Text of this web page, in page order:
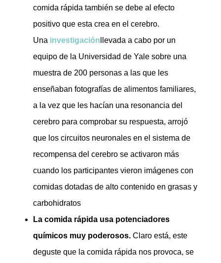
comida rápida también se debe al efecto
positivo que esta crea en el cerebro.
Una investigación llevada a cabo por un
equipo de la Universidad de Yale sobre una
muestra de 200 personas a las que les
enseñaban fotografías de alimentos familiares,
a la vez que les hacían una resonancia del
cerebro para comprobar su respuesta, arrojó
que los circuitos neuronales en el sistema de
recompensa del cerebro se activaron más
cuando los participantes vieron imágenes con
comidas dotadas de alto contenido en grasas y
carbohidratos
La comida rápida usa potenciadores
químicos muy poderosos. Claro está, este
deguste que la comida rápida nos provoca, se